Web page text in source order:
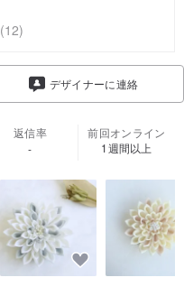
(12)
デザイナーに連絡
返信率
-
前回オンライン
1週間以上